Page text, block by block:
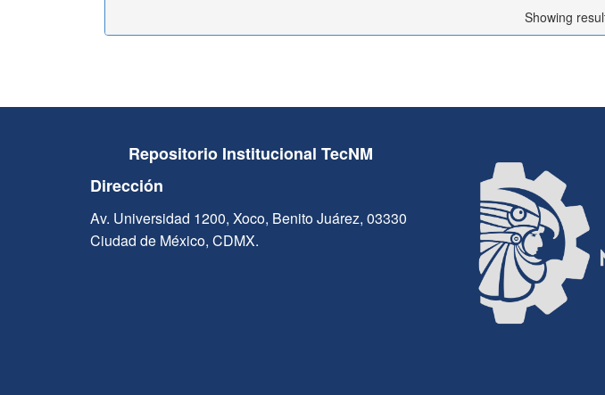
Showing
Repositorio Institucional TecNM
Dirección
Av. Universidad 1200, Xoco, Benito Juárez, 03330
Ciudad de México, CDMX.